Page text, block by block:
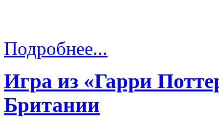
Подробнее...
Игра из «Гарри
Британии